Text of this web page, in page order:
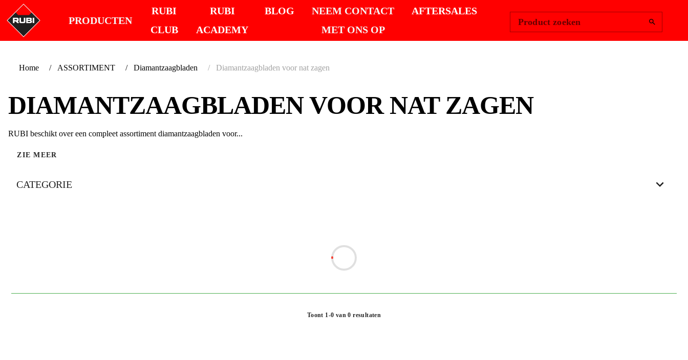
PRODUCTEN
RUBI
CLUB
RUBI
ACADEMY
BLOG
NEEM CONTACT
MET ONS OP
AFTERSALES
Product zoeken
Home ASSORTIMENT Diamantzaagbladen Diamantzaagbladen voor nat zagen
DIAMANTZAAGBLADEN VOOR NAT ZAGEN
RUBI beschikt over een compleet assortiment diamantzaagbladen voor...
ZIE MEER
CATEGORIE
Toont 1-0 van 0 resultaten